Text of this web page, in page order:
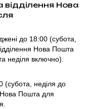
Нова
до 18:00 (субота,
Нова Пошта
неділя включно).
(субота, неділя до
Нова Пошта для